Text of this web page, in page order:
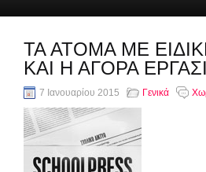
ΤΑ ΑΤΟΜΑ ΜΕ
ΚΑΙ Η ΑΓΟΡΑ
7 Ιανουαρίου 2015 Γενικά